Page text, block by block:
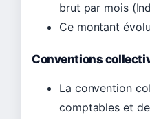
brut par mois
Ce montant
Conventions
La convention
comptables et